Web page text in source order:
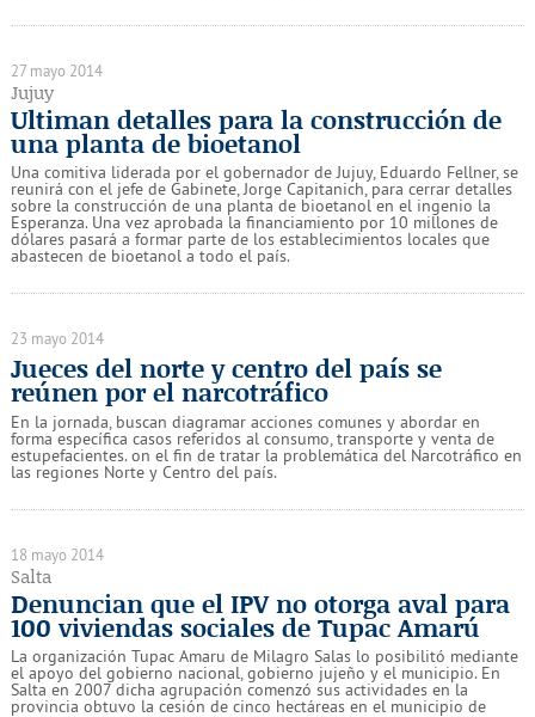
27 mayo 2014
Jujuy
Ultiman detalles para la construcción de
una planta de bioetanol
Una comitiva liderada por el gobernador de Jujuy, Eduardo Fellner, se
reunirá con el jefe de Gabinete, Jorge Capitanich, para cerrar detalles
sobre la construcción de una planta de bioetanol en el ingenio la
Esperanza. Una vez aprobada la financiamiento por 10 millones de
dólares pasará a formar parte de los establecimientos locales que
abastecen de bioetanol a todo el país.
23 mayo 2014
Jueces del norte y centro del país se
reúnen por el narcotráfico
En la jornada, buscan diagramar acciones comunes y abordar en
forma específica casos referidos al consumo, transporte y venta de
estupefacientes. on el fin de tratar la problemática del Narcotráfico en
las regiones Norte y Centro del país.
18 mayo 2014
Salta
Denuncian que el IPV no otorga aval para
100 viviendas sociales de Tupac Amarú
La organización Tupac Amaru de Milagro Salas lo posibilitó mediante
el apoyo del gobierno nacional, gobierno jujeño y el municipio. En
Salta en 2007 dicha agrupación comenzó sus actividades en la
provincia obtuvo la cesión de cinco hectáreas en el municipio de